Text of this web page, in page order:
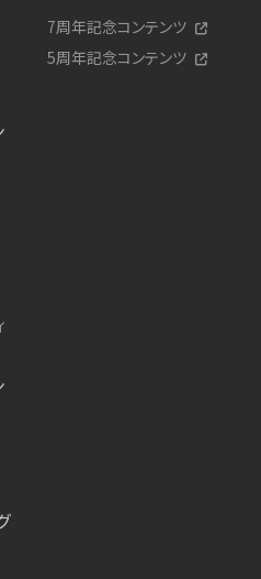
7周年記念コンテンツ
5周年記念コンテンツ